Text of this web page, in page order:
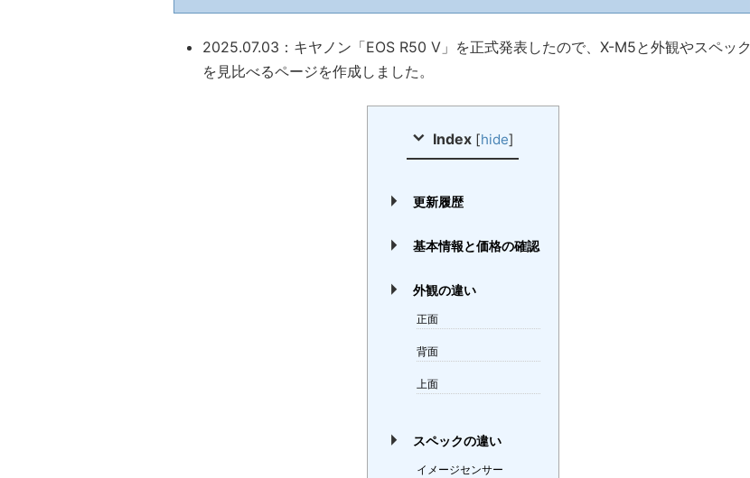
2025.07.03：キヤノン「EOS R50 V」を正式発表したので、X-M5と外観やスペック
を見比べるページを作成しました。
Index [hide]
更新履歴
基本情報と価格の確認
外観の違い
正面
背面
上面
スペックの違い
イメージセンサー